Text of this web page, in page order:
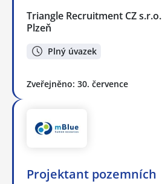
Triangle Recruitment CZ s.r.o.
Plzeň
Plný úvazek
Zveřejněno: 30. července
Projektant pozemních